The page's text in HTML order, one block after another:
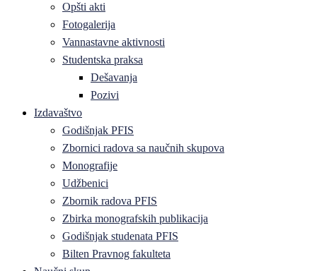
Opšti akti
Fotogalerija
Vannastavne aktivnosti
Studentska praksa
Dešavanja
Pozivi
Izdavaštvo
Godišnjak PFIS
Zbornici radova sa naučnih skupova
Monografije
Udžbenici
Zbornik radova PFIS
Zbirka monografskih publikacija
Godišnjak studenata PFIS
Bilten Pravnog fakulteta